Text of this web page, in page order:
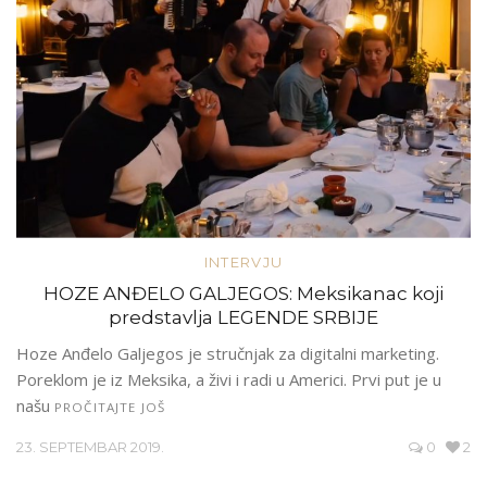
INTERVJU
HOZE ANĐELO GALJEGOS: Meksikanac koji
predstavlja LEGENDE SRBIJE
Hoze Anđelo Galjegos je stručnjak za digitalni marketing.
Poreklom je iz Meksika, a živi i radi u Americi. Prvi put je u
našu PROČITAJTE JOŠ
23. SEPTEMBAR 2019. 0 2